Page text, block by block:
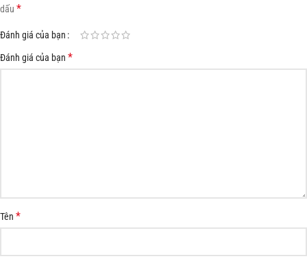
dấu *
Đánh giá của bạn
Đánh giá của bạn *
Tên *